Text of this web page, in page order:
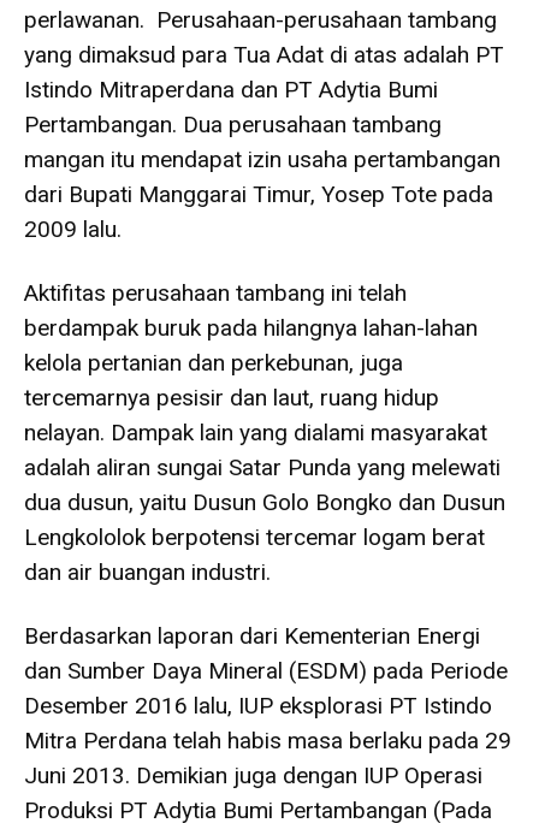
perlawanan. Perusahaan-perusahaan tambang
yang dimaksud para Tua Adat di atas adalah PT
Istindo Mitraperdana dan PT Adytia Bumi
Pertambangan. Dua perusahaan tambang
mangan itu mendapat izin usaha pertambangan
dari Bupati Manggarai Timur, Yosep Tote pada
2009 lalu.
Aktifitas perusahaan tambang ini telah
berdampak buruk pada hilangnya lahan-lahan
kelola pertanian dan perkebunan, juga
tercemarnya pesisir dan laut, ruang hidup
nelayan. Dampak lain yang dialami masyarakat
adalah aliran sungai Satar Punda yang melewati
dua dusun, yaitu Dusun Golo Bongko dan Dusun
Lengkololok berpotensi tercemar logam berat
dan air buangan industri.
Berdasarkan laporan dari Kementerian Energi
dan Sumber Daya Mineral (ESDM) pada Periode
Desember 2016 lalu, IUP eksplorasi PT Istindo
Mitra Perdana telah habis masa berlaku pada 29
Juni 2013. Demikian juga dengan IUP Operasi
Produksi PT Adytia Bumi Pertambangan (Pada